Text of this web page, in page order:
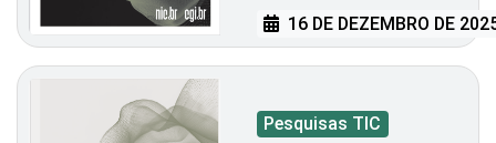
16 DE DEZEMBRO DE
Pesquisas TIC